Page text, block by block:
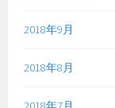
2018年9月
2018年8月